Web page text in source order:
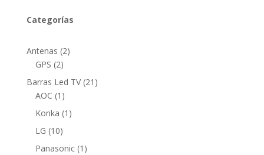
Categorías
Antenas 22
GPS 22
productos
Barras Led TV 21 21
AOC 1 1
producto
Konka 1 1
LG 1010
productos
Panasonic 1 1